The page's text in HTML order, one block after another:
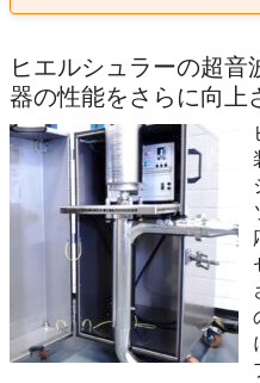
ヒエルシュラーの超
器の性能をさらに向上